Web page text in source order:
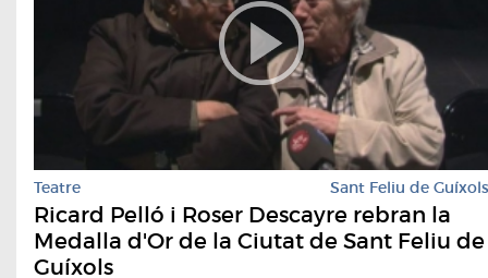
Teatre Sant Feliu de Guíxols
Ricard Pelló i Roser Descayre rebran la
Medalla d'Or de la Ciutat de Sant Feliu de
Guíxols